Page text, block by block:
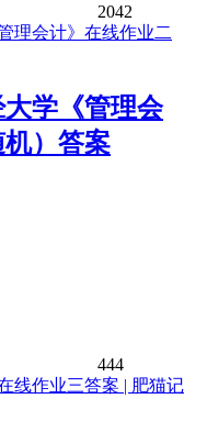
2042
学《管理会
）答案
444